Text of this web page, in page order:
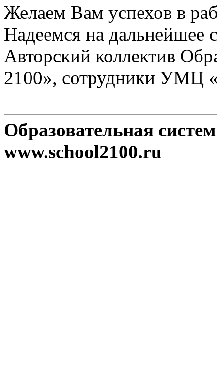
Желаем Вам успехов в
Надеемся на дальнейшее
Авторский коллектив
2100», сотрудники УМЦ
Образовательная
www.school2100.ru